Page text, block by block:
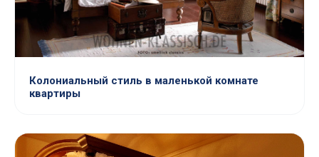
Колониальный стиль в маленькой комнате
квартиры